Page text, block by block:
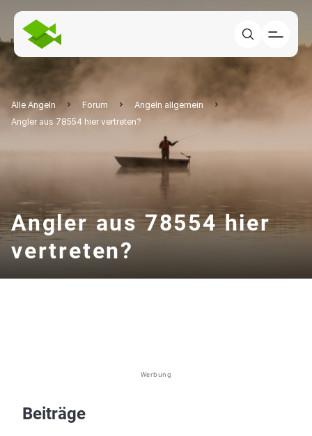
Alle Angeln Forum
Angeln allgemein
Angler aus 78554 hier vertreten?
Angler aus 78554 hier
vertreten?
Werbung
Beiträge